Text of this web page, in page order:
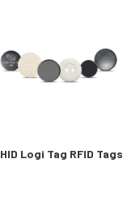
HID Logi Tag RFID Tags